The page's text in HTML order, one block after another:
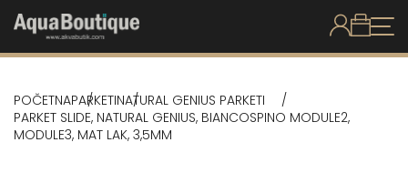
POČETNAPARKETINATURAL GENIUS PARKETI
PARKET SLIDE, NATURAL GENIUS, BIANCOSPINO MODULE2,
MODULE3, MAT LAK, 3,5MM